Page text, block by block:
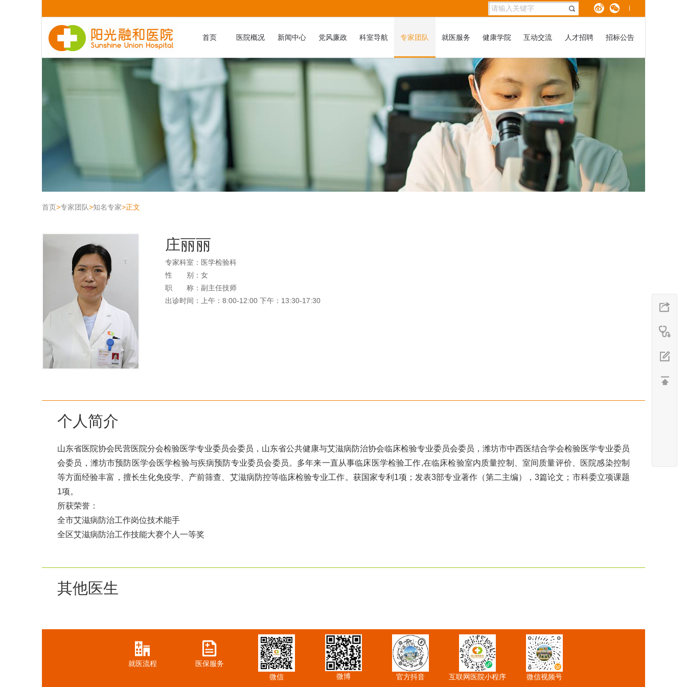
首页 医院概况 新闻中心 党风廉政 科室导航 专家团队 就医服务 健康学院 互动交流 人才招聘 招标公告
首页>专家团队>知名专家>正文
庄丽丽
专家科室：医学检验科
性
别 ：女
职
称 ：副主任技师
出诊时间：上午：8:00-12:00 下午：13:30-17:30
个人简介
山东省医院协会民营医院分会检验医学专业委员会委员，山东省公共健康与艾滋病防治协会临床检验专业委员会委员，潍坊市中西医结合学会检验医学专业委员
会委员，潍坊市预防医学会医学检验与疾病预防专业委员会委员。多年来一直从事临床医学检验工作,在临床检验室内质量控制、室间质量评价、医院感染控制
等方面经验丰富，擅长生化免疫学、产前筛查、艾滋病防控等临床检验专业工作。获国家专利1项；发表3部专业著作（第二主编），3篇论文；市科委立项课题
1项。
所获荣誉：
全市艾滋病防治工作岗位技术能手
全区艾滋病防治工作技能大赛个人一等奖
其他医生
就医流程
医保服务
微信
微博 官方抖音 互联网医院小程序 微信视频号